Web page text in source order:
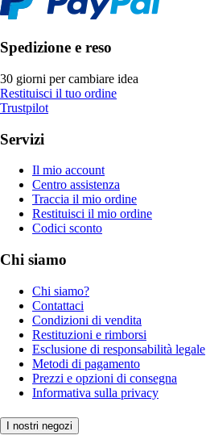
Spedizione e reso
30 giorni per cambiare idea
Restituisci il tuo ordine
Trustpilot
Servizi
Il mio account
Centro assistenza
Traccia il mio ordine
Restituisci il mio ordine
Codici sconto
Chi siamo
Chi siamo?
Contattaci
Condizioni di vendita
Restituzioni e rimborsi
Esclusione di responsabilità legale
Metodi di pagamento
Prezzi e opzioni di consegna
Informativa sulla privacy
I nostri negozi